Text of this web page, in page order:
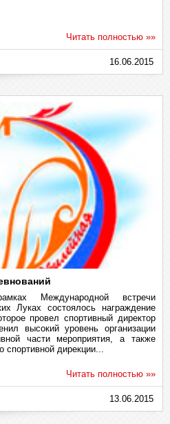
Читать полностью »»
16.06.2015
Международной встречи
Луках состоялось награждение
провел спортивный директор
высокий уровень организации
части мероприятия, а также
спортивной дирекции...
Читать полностью »»
13.06.2015